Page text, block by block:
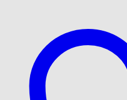
varesiden